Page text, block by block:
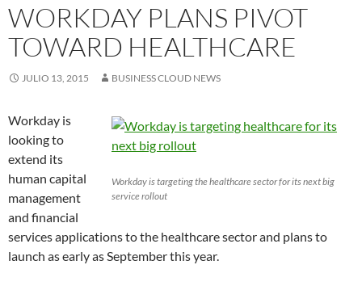
WORKDAY PLANS PIVOT
TOWARD HEALTHCARE
JULIO 13, 2015 BUSINESS CLOUD NEWS
Workday is targeting the healthcare sector for its next big
service rollout
Workday is
looking to
extend its
human capital
management
and financial
services applications to the healthcare sector and plans to
launch as early as September this year.